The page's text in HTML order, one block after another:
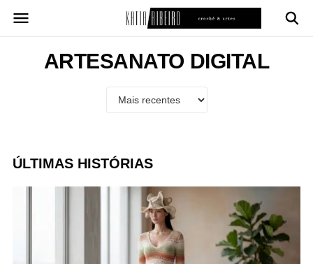
para
ARTESANATO DIGITAL
ÚLTIMAS HISTÓRIAS